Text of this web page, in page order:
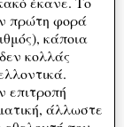
πρώτη φορά
κάποια
κολλάς
επιτροπή
άλλωστε